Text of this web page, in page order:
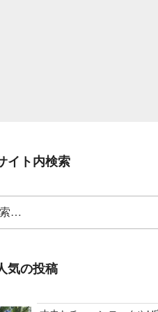
イト内検索
気の投稿